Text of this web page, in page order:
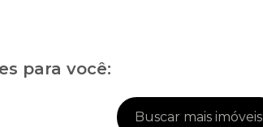
para você:
Buscar mais imóveis